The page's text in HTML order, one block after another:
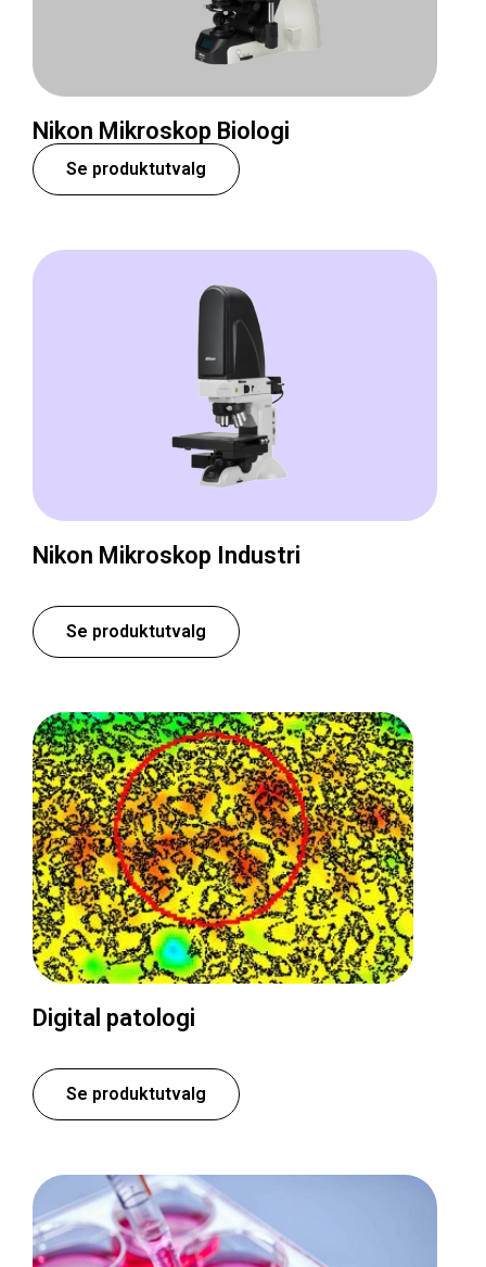
Nikon Mikroskop Biologi
Se produktutvalg
Nikon Mikroskop Industri
Se produktutvalg
Digital patologi
Se produktutvalg